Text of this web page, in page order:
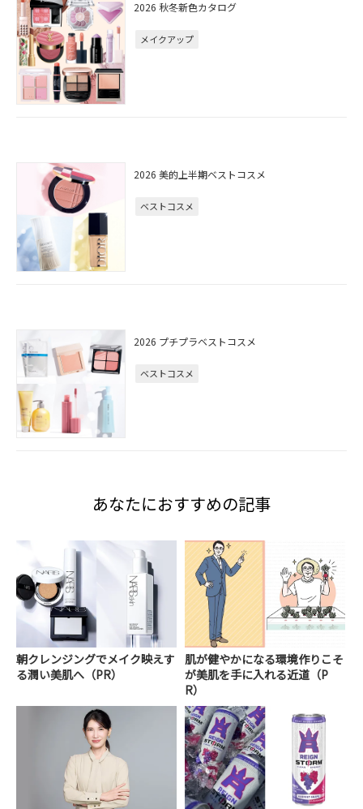
2026 秋冬新色カタログ
メイクアップ
2026 美的上半期ベストコスメ
ベストコスメ
2026 プチプラベストコスメ
ベストコスメ
あなたにおすすめの記事
朝クレンジングでメイク映えす
る潤い美肌へ（PR）
肌が健やかになる環境作りこそ
が美肌を手に入れる近道（P
R）